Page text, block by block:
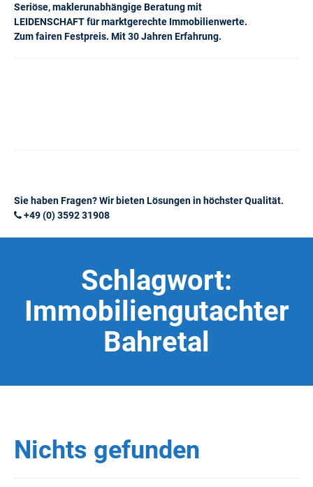
Seriöse, maklerunabhängige Beratung mit
LEIDENSCHAFT für marktgerechte Immobilienwerte.
Zum fairen Festpreis. Mit 30 Jahren Erfahrung.
Sie haben Fragen? Wir bieten Lösungen in höchster Qualität.
+49 (0) 3592 31908
Schlagwort:
Immobiliengutachter
Bahretal
Nichts gefunden